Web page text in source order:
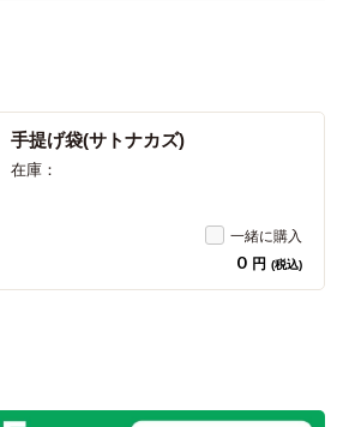
手提げ袋(サトナカズ)
在庫：
一緒に購入
0 円 (税込)